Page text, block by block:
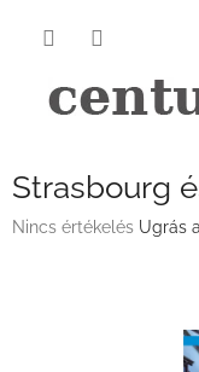
Strasbourg
A
Nincs értékelés Ugrás